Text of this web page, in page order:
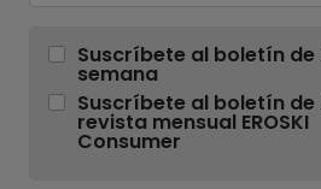
Suscríbete al boletín de
semana
Suscríbete al boletín de
revista mensual EROSKI
Consumer